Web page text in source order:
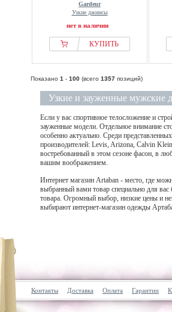
Gardeur
Узкие джинсы
нет в наличии
КУПИТЬ
Показано 1 - 100 (всего 1357 позиций)
Узкие и зауженные мужские
Если у вас спортивное телосложение и
зауженные модели. Отдельное внимание
особенно актуально. Среди
производителей: Levis, Arizona, Calvin
востребованный в этом сезоне фасон, в
вашим воображением.
Интернет магазин Artaban - место, где
выбранный вами товар специально для
товара. Огромный выбор, низкие цены и
выбирают интернет-магазин одежды
Контакты Доставка Оплата Гарантии